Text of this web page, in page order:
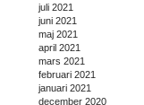
juli 2021
juni 2021
maj 2021
april 2021
mars 2021
februari 2021
januari 2021
december 2020